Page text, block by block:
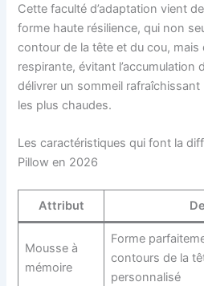
Cette faculté d’adaptation vient
forme haute résilience, qui non
contour de la tête et du cou, mais
respirante, évitant l’accumulation
délivrer un sommeil
les plus chaudes.
Les caractéristiques qui font la
Pillow en 2026
Attribut
Mousse à
mémoire
Forme
contours de la
personnalisé